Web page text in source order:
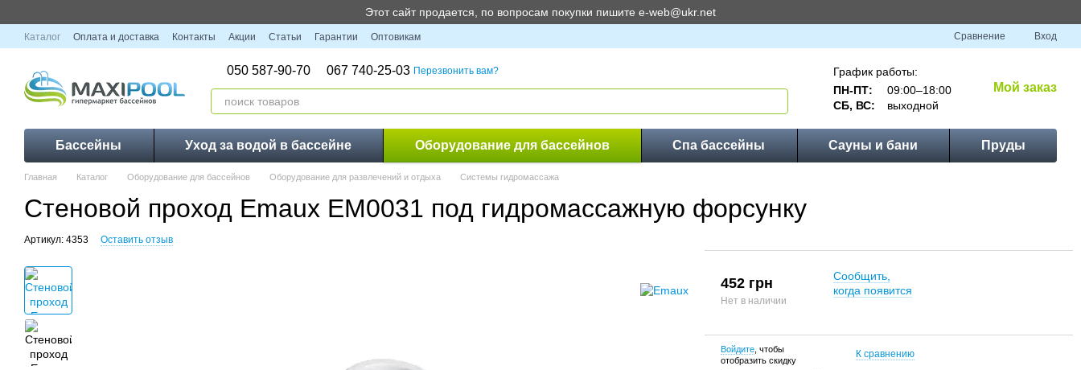
Этот сайт продается, по вопросам покупки пишите e-web@ukr.net
Каталог Оплата и доставка Контакты Акции Статьи Гарантии Оптовикам Сравнение Вход
050 587-90-70 067 740-25-03 Перезвонить вам?
График работы:
ПН-ПТ:
09:00–18:00
СБ, ВС:
выходной
Мой заказ
Бассейны Уход за водой в бассейне Оборудование для бассейнов Спа бассейны Сауны и бани Пруды
Главная Каталог Оборудование для бассейнов Оборудование для развлечений и отдыха Системы гидромассажа
Стеновой проход Emaux EM0031 под гидромассажную форсунку
Артикул: 4353 Оставить отзыв
452 грн
Нет в наличии
Сообщить,
когда появится
Войдите , чтобы
отобразить скидку
К сравнению